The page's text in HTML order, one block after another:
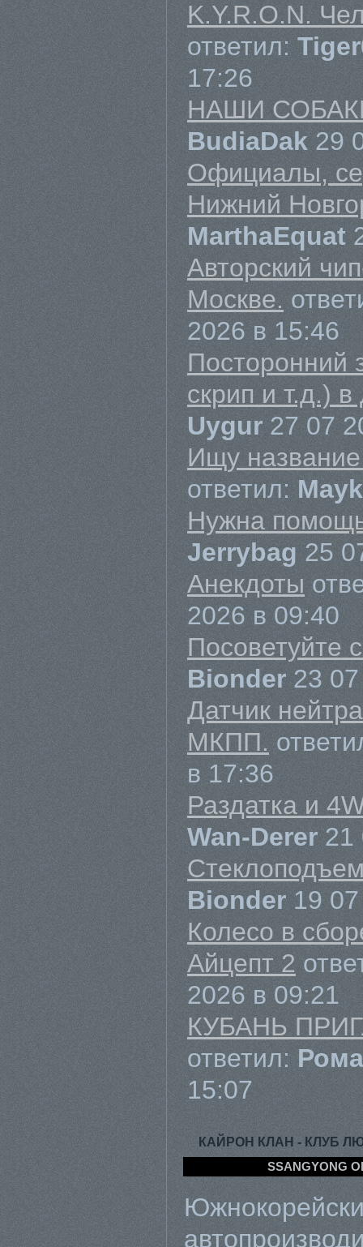
K.Y.R.O.N.
ответил:
17:26
НАШИ
BudiaDak 29
Официалы,
Нижний
MarthaEquat
Авторский
Москве.
2026 в 15:46
Посторонний
скрип и т.д.) в
Uygur 27 07
Ищу
ответил:
Нужна
Jerrybag 25
Анекдоты
2026 в 09:40
Посоветуйте
Bionder 23
Датчик
МКПП.
в 17:36
Раздатка и
Wan-Derer 21
Bionder 19
Колесо в
Айцепт 2
2026 в 09:21
КУБАНЬ
ответил:
15:07
КАЙРОН КЛАН - КЛУБ